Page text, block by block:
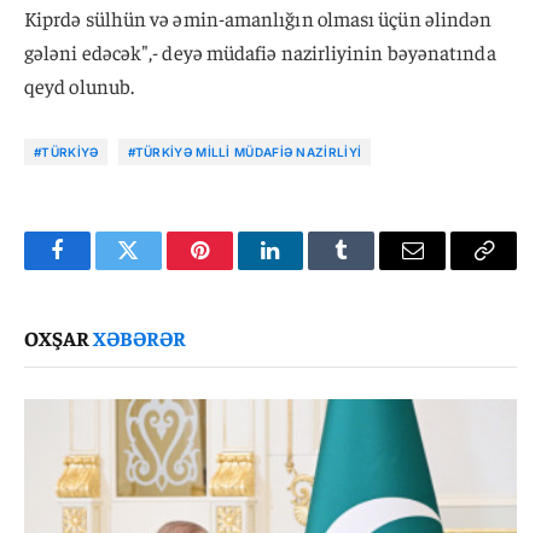
Kiprdə sülhün və əmin-amanlığın olması üçün əlindən
gələni edəcək",- deyə müdafiə nazirliyinin bəyənatında
qeyd olunub.
#TÜRKIYƏ #TÜRKIYƏ MILLI MÜDAFIƏ NAZIRLIYI
FacebookTwitter PinterestLinkedInTumblr Email
Copy
OXŞARXƏBƏRƏR